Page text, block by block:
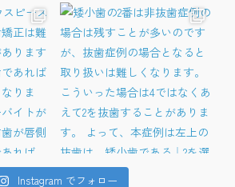
Instagram でフォロー